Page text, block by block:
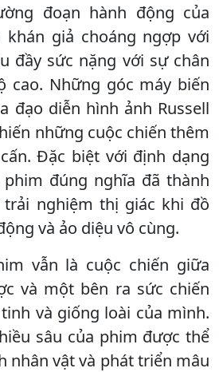
đoạn hành động của
giả choáng ngợp với
đầy sức nặng với sự chân
cao. Những góc máy biến
đạo diễn hình ảnh Russell
những cuộc chiến thêm
Ðặc biệt với định dạng
đúng nghĩa đã thành
trải nghiệm thị giác khi đồ
và ảo diệu vô cùng.
vẫn là cuộc chiến giữa
và một bên ra sức chiến
và giống loài của mình.
sâu của phim được thể
nhân vật và phát triển mâu